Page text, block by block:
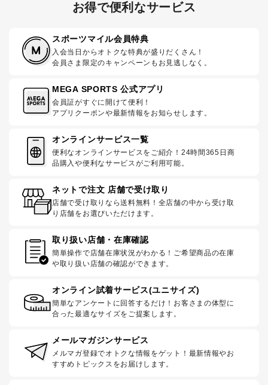
お得で便利なサービス
スポーツマイル会員特典
入会当日からオトクな特典が盛りだくさん！
会員さま限定のキャンペーンもお見逃しなく。
MEGA SPORTS 公式アプリ
会員証がすぐに開けて便利！
アプリクーポンや最新情報をお知らせします。
オンラインサービス一覧
便利なオンラインサービスをご紹介！24時間365日商
品購入や便利なサービスがご利用可能。
ネットで注文 店舗で受け取り
店舗で受け取りなら送料無料！全店舗の中から受け取
り店舗をお選びいただけます。
取り扱い店舗・在庫確認
簡単操作で店舗在庫状況がわかる！ご希望商品の在庫
や取り扱い店舗の確認ができます。
オンライン試着サービス(ユニサイズ)
簡単なアンケートに回答するだけ！お客さまの体型に
合った最適なサイズをご提案します。
メールマガジンサービス
メルマガ登録でオトクな情報をゲット！最新情報やお
すすめトピックスをお届けします。